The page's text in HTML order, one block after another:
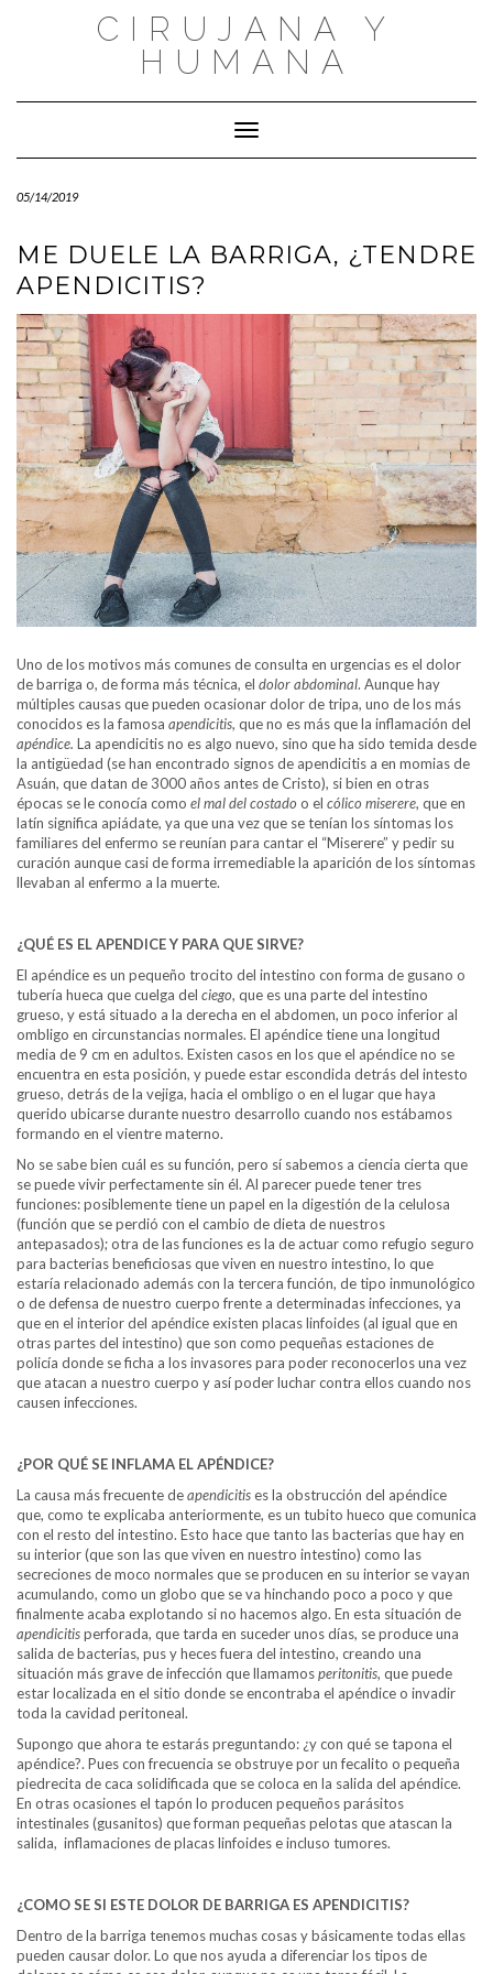
CIRUJANA Y
HUMANA
Cambiar modo de navegación
05/14/2019
ME DUELE LA BARRIGA, ¿TENDRE
APENDICITIS?
Uno de los motivos más comunes de consulta en urgencias es el dolor
de barriga o, de forma más técnica, el dolor abdominal. Aunque hay
múltiples causas que pueden ocasionar dolor de tripa, uno de los más
conocidos es la famosa apendicitis, que no es más que la inflamación del
apéndice. La apendicitis no es algo nuevo, sino que ha sido temida desde
la antigüedad (se han encontrado signos de apendicitis a en momias de
Asuán, que datan de 3000 años antes de Cristo), si bien en otras
épocas se le conocía como el mal del costado o el cólico miserere, que en
latín significa apiádate, ya que una vez que se tenían los síntomas los
familiares del enfermo se reunían para cantar el “Miserere” y pedir su
curación aunque casi de forma irremediable la aparición de los síntomas
llevaban al enfermo a la muerte.
¿QUÉ ES EL APENDICE Y PARA QUE SIRVE?
El apéndice es un pequeño trocito del intestino con forma de gusano o
tubería hueca que cuelga del ciego, que es una parte del intestino
grueso, y está situado a la derecha en el abdomen, un poco inferior al
ombligo en circunstancias normales. El apéndice tiene una longitud
media de 9 cm en adultos. Existen casos en los que el apéndice no se
encuentra en esta posición, y puede estar escondida detrás del intesto
grueso, detrás de la vejiga, hacia el ombligo o en el lugar que haya
querido ubicarse durante nuestro desarrollo cuando nos estábamos
formando en el vientre materno.
No se sabe bien cuál es su función, pero sí sabemos a ciencia cierta que
se puede vivir perfectamente sin él. Al parecer puede tener tres
funciones: posiblemente tiene un papel en la digestión de la celulosa
(función que se perdió con el cambio de dieta de nuestros
antepasados); otra de las funciones es la de actuar como refugio seguro
para bacterias beneficiosas que viven en nuestro intestino, lo que
estaría relacionado además con la tercera función, de tipo inmunológico
o de defensa de nuestro cuerpo frente a determinadas infecciones, ya
que en el interior del apéndice existen placas linfoides (al igual que en
otras partes del intestino) que son como pequeñas estaciones de
policía donde se ficha a los invasores para poder reconocerlos una vez
que atacan a nuestro cuerpo y así poder luchar contra ellos cuando nos
causen infecciones.
¿POR QUÉ SE INFLAMA EL APÉNDICE?
La causa más frecuente deapendicitises la obstrucción del apéndice
que, como te explicaba anteriormente, es un tubito hueco que comunica
con el resto del intestino. Esto hace que tanto las bacterias que hay en
su interior (que son las que viven en nuestro intestino) como las
secreciones de moco normales que se producen en su interior se vayan
acumulando, como un globo que se va hinchando poco a poco y que
finalmente acaba explotando si no hacemos algo. En esta situación de
apendicitisperforada, que tarda en suceder unos días, se produce una
salida de bacterias, pus y heces fuera del intestino, creando una
situación más grave de infección que llamamosperitonitis, que puede
estar localizada en el sitio donde se encontraba el apéndice o invadir
toda la cavidad peritoneal.
Supongo que ahora te estarás preguntando: ¿y con qué se tapona el
apéndice?. Pues con frecuencia se obstruye por un fecalito o pequeña
piedrecita de caca solidificada que se coloca en la salida del apéndice.
En otras ocasiones el tapón lo producen pequeños parásitos
intestinales (gusanitos) que forman pequeñas pelotas que atascan la
salida, inflamaciones de placas linfoides e incluso tumores.
¿COMO SE SI ESTE DOLOR DE BARRIGA ES APENDICITIS?
Dentro de la barriga tenemos muchas cosas y básicamente todas ellas
pueden causar dolor. Lo que nos ayuda a diferenciar los tipos de